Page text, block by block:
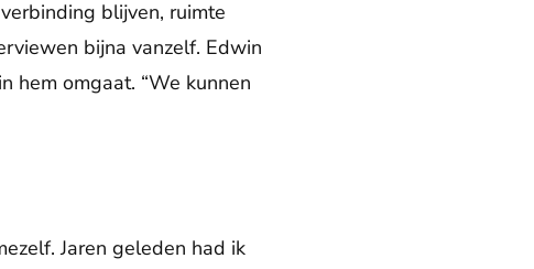
blijven, ruimte
bijna vanzelf. Edwin
hem omgaat. “We kunnen
Jaren geleden had ik